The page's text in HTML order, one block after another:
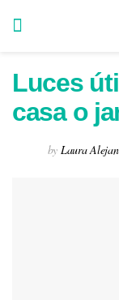
Luces
casa o
by Laura